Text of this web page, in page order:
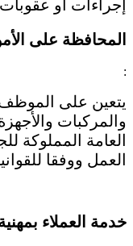
إجراءات أو
المحافظة على
:
يتعين على
والمركبات
العامة المملوكة
العمل ووفقا
خدمة العملاء